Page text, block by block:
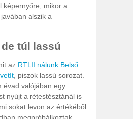
képernyőre, mikor a
alszik a
túl lassú
az RTLII nálunk Belső
, piszok lassú sorozat.
évad valójában egy
nyújt a rétestésztánál is
sokat levon az értékéből.